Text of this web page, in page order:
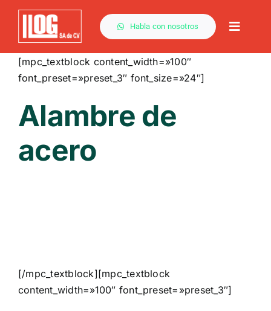
Saltar
contenido
Habla con nosotros
Toggle
[mpc_textblock content_width=»100″
font_preset=»preset_3″ font_size=»24″]
Alambre de
acero
[/mpc_textblock][mpc_textblock
content_width=»100″ font_preset=»preset_3″]